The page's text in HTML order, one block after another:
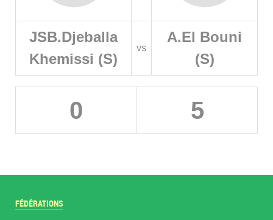
JSB.Djeballa
Khemissi (S)
vs
A.El Bouni
(S)
0 5
FÉDÉRATIONS